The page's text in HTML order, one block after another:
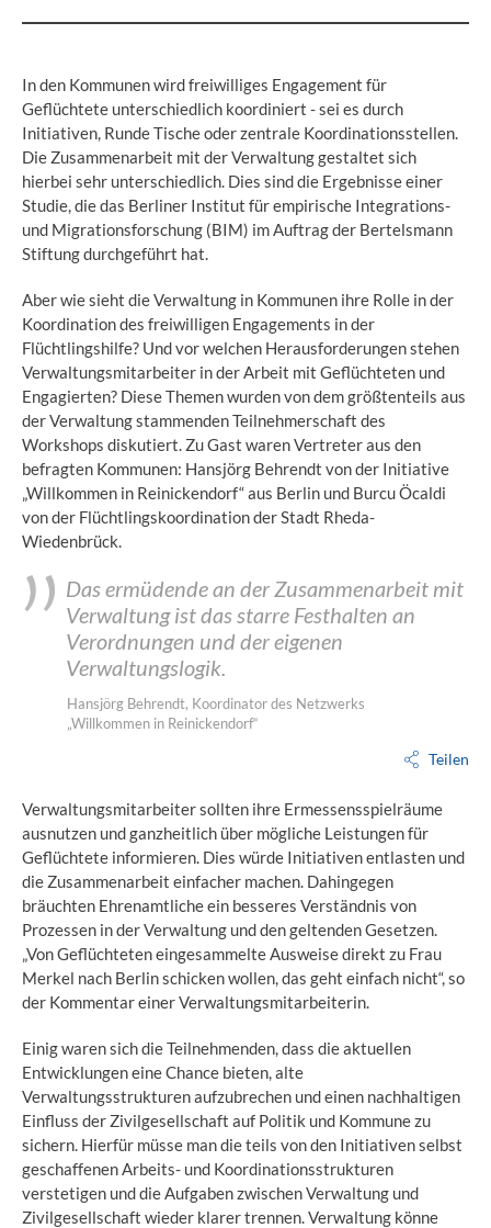
In den Kommunen wird freiwilliges Engagement für
Geflüchtete unterschiedlich koordiniert - sei es durch
Initiativen, Runde Tische oder zentrale Koordinationsstellen.
Die Zusammenarbeit mit der Verwaltung gestaltet sich
hierbei sehr unterschiedlich. Dies sind die Ergebnisse einer
Studie, die das Berliner Institut für empirische Integrations-
und Migrationsforschung (BIM) im Auftrag der Bertelsmann
Stiftung durchgeführt hat.
Aber wie sieht die Verwaltung in Kommunen ihre Rolle in der
Koordination des freiwilligen Engagements in der
Flüchtlingshilfe? Und vor welchen Herausforderungen stehen
Verwaltungsmitarbeiter in der Arbeit mit Geflüchteten und
Engagierten? Diese Themen wurden von dem größtenteils aus
der Verwaltung stammenden Teilnehmerschaft des
Workshops diskutiert. Zu Gast waren Vertreter aus den
befragten Kommunen: Hansjörg Behrendt von der Initiative
„Willkommen in Reinickendorf“ aus Berlin und Burcu Öcaldi
von der Flüchtlingskoordination der Stadt Rheda-
Wiedenbrück.
Das ermüdende an der Zusammenarbeit mit
Verwaltung ist das starre Festhalten an
Verordnungen und der eigenen
Verwaltungslogik.
Hansjörg Behrendt, Koordinator des Netzwerks
„Willkommen in Reinickendorf“
Teilen
Verwaltungsmitarbeiter sollten ihre Ermessensspielräume
ausnutzen und ganzheitlich über mögliche Leistungen für
Geflüchtete informieren. Dies würde Initiativen entlasten und
die Zusammenarbeit einfacher machen. Dahingegen
bräuchten Ehrenamtliche ein besseres Verständnis von
Prozessen in der Verwaltung und den geltenden Gesetzen.
„Von Geflüchteten eingesammelte Ausweise direkt zu Frau
Merkel nach Berlin schicken wollen, das geht einfach nicht“, so
der Kommentar einer Verwaltungsmitarbeiterin.
Einig waren sich die Teilnehmenden, dass die aktuellen
Entwicklungen eine Chance bieten, alte
Verwaltungsstrukturen aufzubrechen und einen nachhaltigen
Einfluss der Zivilgesellschaft auf Politik und Kommune zu
sichern. Hierfür müsse man die teils von den Initiativen selbst
geschaffenen Arbeits- und Koordinationsstrukturen
verstetigen und die Aufgaben zwischen Verwaltung und
Zivilgesellschaft wieder klarer trennen. Verwaltung könne